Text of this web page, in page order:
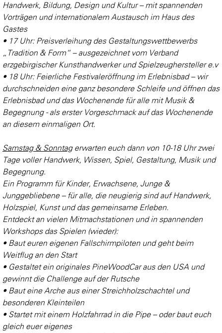
Handwerk, Bildung, Design und Kultur – mit spannenden
Vorträgen und internationalem Austausch im Haus des
Gastes
• 17 Uhr: Preisverleihung des Gestaltungswettbewerbs
„Tradition & Form“ – ausgezeichnet vom Verband
erzgebirgischer Kunsthandwerker und Spielzeughersteller e.v
• 18 Uhr: Feierliche Festivaleröffnung im Erlebnisbad – wir
durchschneiden eine ganz besondere Schleife und öffnen das
Erlebnisbad und das Wochenende für alle mit Musik &
Begegnung - als erster Vorgeschmack auf das Wochenende
an diesem einmaligen Ort.
Samstag & Sonntagerwarten euch dann von 10-18 Uhr zwei
Tage voller Handwerk, Wissen, Spiel, Gestaltung, Musik und
Begegnung.
Ein Programm für Kinder, Erwachsene, Junge &
Junggebliebene – für alle, die neugierig sind auf Handwerk,
Holzspiel, Kunst und das gemeinsame Erleben.
Entdeckt an vielen Mitmachstationen und in spannenden
Workshops das Spielen (wieder):
• Baut euren eigenen Fallschirmpiloten und geht beim
Weitflug an den Start
• Gestaltet ein originales PineWoodCar aus den USA und
gewinnt die Challenge auf der Rutsche
• Baut eine Arche aus einer Streichholzschachtel und
besonderen Kleinteilen
• Startet mit einem Holzfahrrad in die Pipe – oder baut euch
gleich euer eigenes